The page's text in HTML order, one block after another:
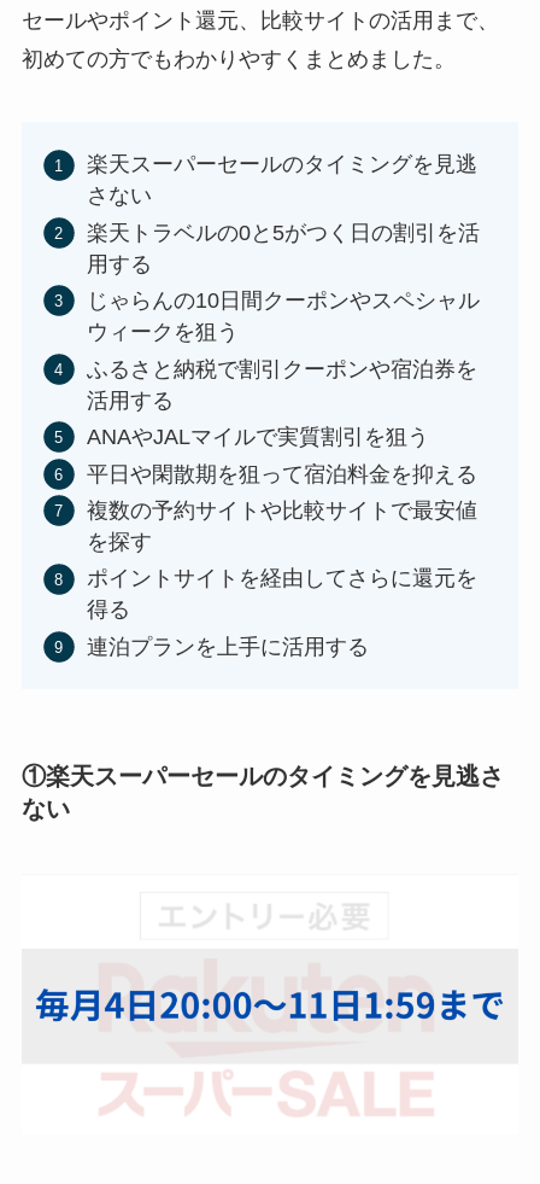
セールやポイント還元、比較サイトの活用まで、
初めての方でもわかりやすくまとめました。
楽天スーパーセールのタイミングを見逃
さない
楽天トラベルの0と5がつく日の割引を活
用する
じゃらんの10日間クーポンやスペシャル
ウィークを狙う
ふるさと納税で割引クーポンや宿泊券を
活用する
ANAやJALマイルで実質割引を狙う
平日や閑散期を狙って宿泊料金を抑える
複数の予約サイトや比較サイトで最安値
を探す
ポイントサイトを経由してさらに還元を
得る
連泊プランを上手に活用する
①楽天スーパーセールのタイミングを見逃さ
ない